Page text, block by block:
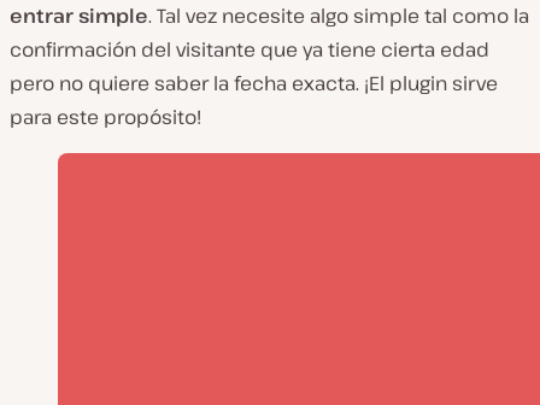
entrar simple. Tal vez necesite algo simple tal como la
confirmación del visitante que ya tiene cierta edad
pero no quiere saber la fecha exacta. ¡El plugin sirve
para este propósito!